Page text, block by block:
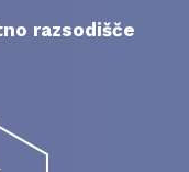
razsodišče